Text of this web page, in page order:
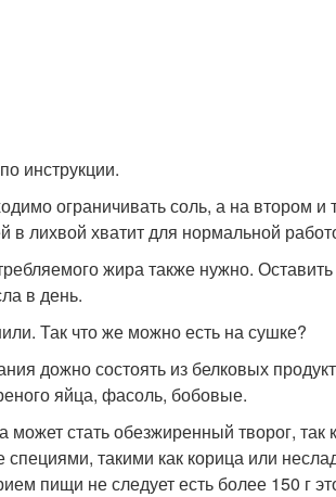
инструкции.
ограничивать соль, а на втором и
в лихвой хватит для нормальной
жира также нужно.
в день.
Так что же можно есть на сушке?
дожно состоять из белковых
яйца, фасоль, бобовые.
стать обезжиренный творог, так
такими как корица или
пищи не следует есть более 150 г